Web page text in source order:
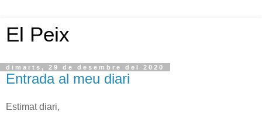
El Peix
dimarts, 29 de desembre del 2020
Entrada al meu diari
Estimat diari,